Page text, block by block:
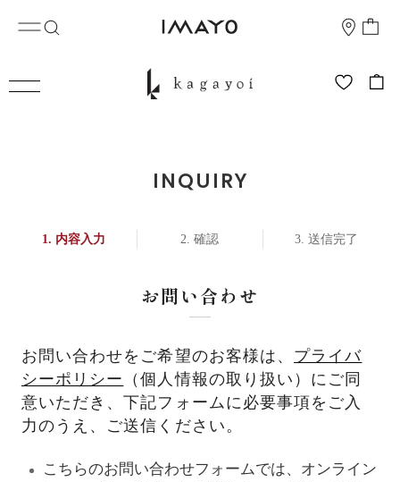
INQUIRY
内容入力 確認 送信完了
お問い合わせ
お問い合わせをご希望のお客様は、 プライバ
シーポリシー
（個人情報の取り扱い）にご同
意いただき、下記フォームに必要事項をご入
力のうえ、ご送信ください。
こちらのお問い合わせフォームでは、オンライン